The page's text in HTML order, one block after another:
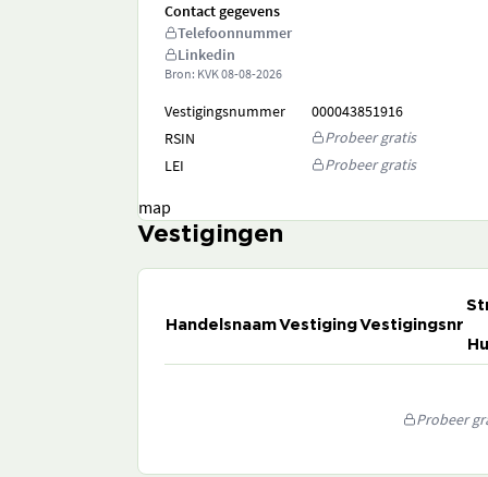
Contact gegevens
Telefoonnummer
Linkedin
Bron: KVK08-08-2026
Vestigingsnummer
000043851916
RSIN
Probeer gratis
LEI
Probeer gratis
map
Vestigingen
HandelsnaamVestigingVestigingsnr
Probeer